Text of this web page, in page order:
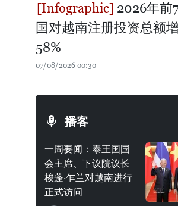
2026年前
国对越南注册投资总额
58%
07/08/2026 00:30
播客
一周要闻：泰王国国
会主席、下议院议长
梭蓬·乍兰对越南进行
正式访问